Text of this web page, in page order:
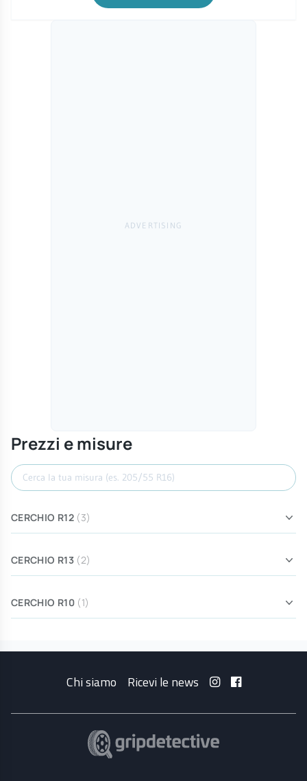
Prezzi e misure
Cerca misura
CERCHIO R12 (3)
CERCHIO R13 (2)
CERCHIO R10 (1)
Chi siamo Ricevi le news